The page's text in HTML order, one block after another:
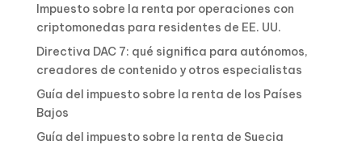
Impuesto sobre la renta por operaciones con
criptomonedas para residentes de EE. UU.
Directiva DAC 7: qué significa para autónomos,
creadores de contenido y otros especialistas
Guía del impuesto sobre la renta de los Países
Bajos
Guía del impuesto sobre la renta de Suecia